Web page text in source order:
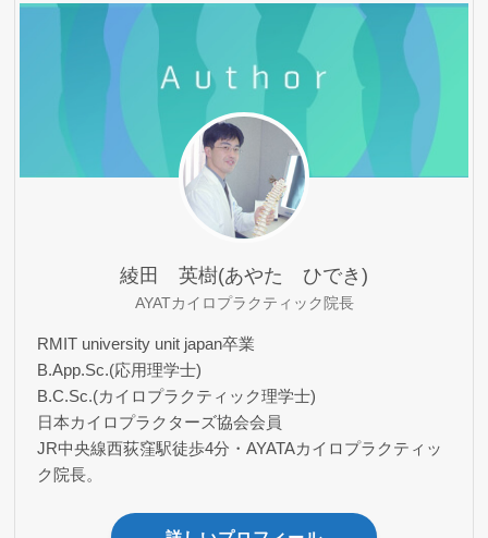
綾田 英樹(あやた ひでき)
AYATカイロプラクティック院長
RMIT university unit japan卒業
B.App.Sc.(応用理学士)
B.C.Sc.(カイロプラクティック理学士)
日本カイロプラクターズ協会会員
JR中央線西荻窪駅徒歩4分・AYATAカイロプラクティッ
ク院長。